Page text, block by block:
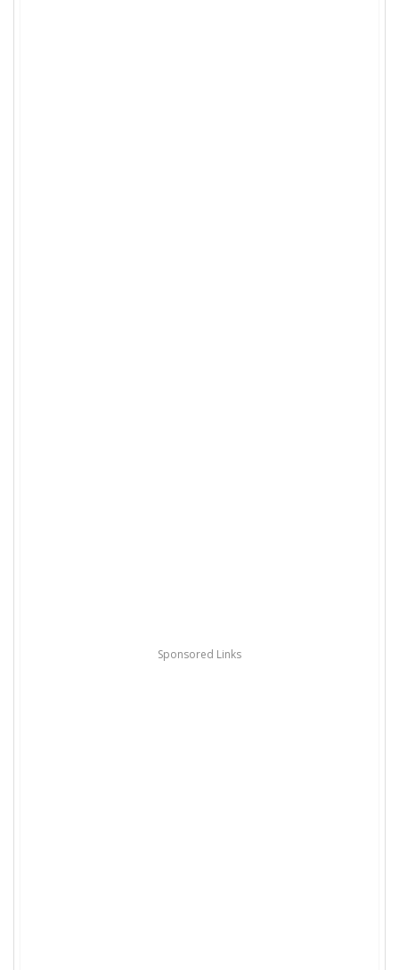
Sponsored Links